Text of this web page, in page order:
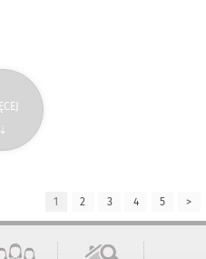
⇣
1 2 3 4 5 >